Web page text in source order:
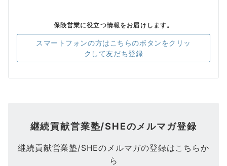
保険営業に役立つ情報をお届けします。
スマートフォンの方はこちらのボタンをクリッ
クして友だち登録
継続貢献営業塾/SHEのメルマガ登録
継続貢献営業塾/SHEのメルマガの登録はこちらか
ら